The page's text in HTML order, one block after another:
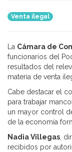
Venta ilegal
La Cámara de
funcionarios del
resultados del
materia de venta
Cabe destacar el
para trabajar
un mayor control
de la economía
Nadia Villegas ,
recibidos por